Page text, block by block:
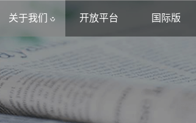
关于我们 开放平台 国际版